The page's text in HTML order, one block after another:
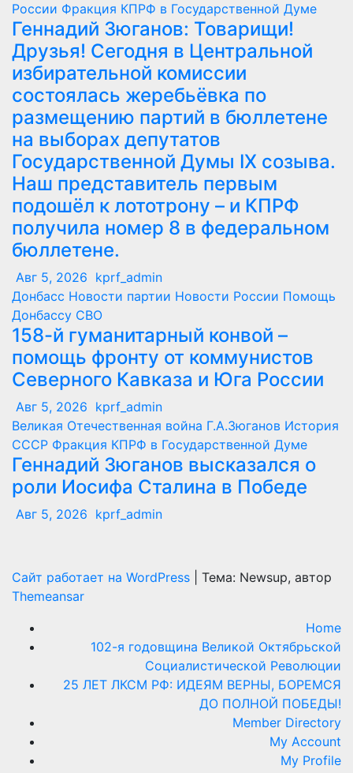
России Фракция КПРФ в Государственной Думе
Геннадий Зюганов: Товарищи!
Друзья! Сегодня в Центральной
избирательной комиссии
состоялась жеребьёвка по
размещению партий в бюллетене
на выборах депутатов
Государственной Думы IX созыва.
Наш представитель первым
подошёл к лототрону – и КПРФ
получила номер 8 в федеральном
бюллетене.
Авг 5, 2026 kprf_admin
Донбасс Новости партии Новости России Помощь
Донбассу СВО
158-й гуманитарный конвой –
помощь фронту от коммунистов
Северного Кавказа и Юга России
Авг 5, 2026 kprf_admin
Великая Отечественная война Г.А.Зюганов История
СССР Фракция КПРФ в Государственной Думе
Геннадий Зюганов высказался о
роли Иосифа Сталина в Победе
Авг 5, 2026 kprf_admin
Сайт работает на WordPress
Тема: Newsup, автор
Themeansar
Home
102-я годовщина Великой Октябрьской
Социалистической Революции
25 ЛЕТ ЛКСМ РФ: ИДЕЯМ ВЕРНЫ, БОРЕМСЯ
ДО ПОЛНОЙ ПОБЕДЫ!
Member Directory
My Account
My Profile